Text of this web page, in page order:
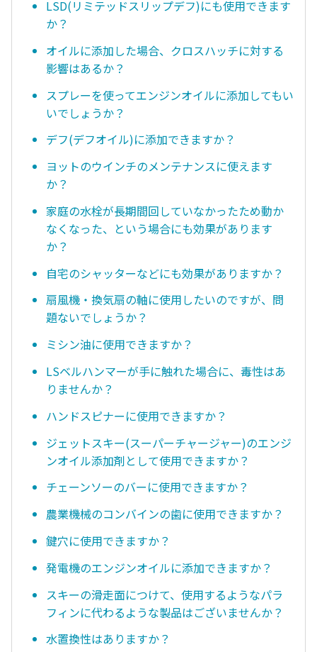
LSD(リミテッドスリップデフ)にも使用できます
か？
オイルに添加した場合、クロスハッチに対する
影響はあるか？
スプレーを使ってエンジンオイルに添加してもい
いでしょうか？
デフ(デフオイル)に添加できますか？
ヨットのウインチのメンテナンスに使えます
か？
家庭の水栓が長期間回していなかったため動か
なくなった、という場合にも効果があります
か？
自宅のシャッターなどにも効果がありますか？
扇風機・換気扇の軸に使用したいのですが、問
題ないでしょうか？
ミシン油に使用できますか？
LSベルハンマーが手に触れた場合に、毒性はあ
りませんか？
ハンドスピナーに使用できますか？
ジェットスキー(スーパーチャージャー)のエンジ
ンオイル添加剤として使用できますか？
チェーンソーのバーに使用できますか？
農業機械のコンバインの歯に使用できますか？
鍵穴に使用できますか？
発電機のエンジンオイルに添加できますか？
スキーの滑走面につけて、使用するようなパラ
フィンに代わるような製品はございませんか？
水置換性はありますか？